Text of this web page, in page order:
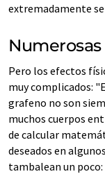
extremadamente
Pero los efectos
muy complicados:
grafeno no son
muchos cuerpos
de calcular
deseados en
tambalean un